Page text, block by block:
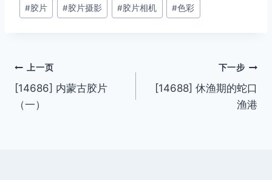
标
#胶片 #胶片摄影 #胶片相机 #色彩
文
章
上一页
[14686] 内蒙古胶片
（一）
下一步
[14688] 休渔期的蛇口
渔港